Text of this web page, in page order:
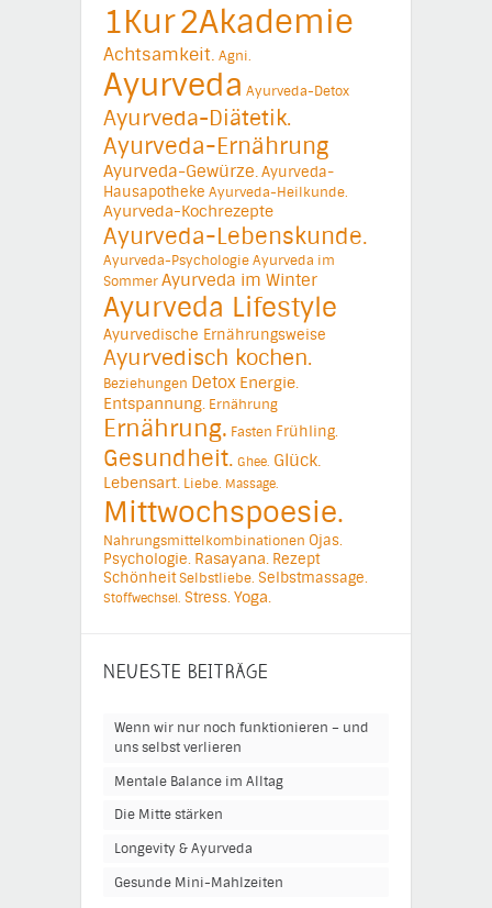
1Kur2Akademie
Achtsamkeit. Agni.
Ayurveda Ayurveda-Detox
Ayurveda-Diätetik.
Ayurveda-Ernährung
Ayurveda-Gewürze.Ayurveda-
Hausapotheke Ayurveda-Heilkunde.
Ayurveda-Kochrezepte
Ayurveda-Lebenskunde.
Ayurveda-PsychologieAyurveda im
SommerAyurveda im Winter
Ayurveda Lifestyle
Ayurvedische Ernährungsweise
Ayurvedisch kochen.
Beziehungen Detox Energie.
Entspannung. Ernährung
Ernährung. Fasten Frühling.
Gesundheit. Ghee. Glück.
Lebensart. Liebe. Massage.
Mittwochspoesie.
Nahrungsmittelkombinationen Ojas.
Psychologie. Rasayana. Rezept
SchönheitSelbstliebe. Selbstmassage.
Stoffwechsel. Stress.Yoga.
NEUESTE BEITRÄGE
Wenn wir nur noch funktionieren – und
uns selbst verlieren
Mentale Balance im Alltag
Die Mitte stärken
Longevity & Ayurveda
Gesunde Mini-Mahlzeiten